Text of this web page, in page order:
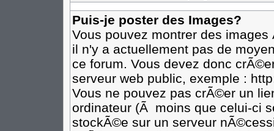
Puis-je poster des Images?
Vous pouvez montrer des
il n'y a actuellement pas de
ce forum. Vous devez donc
serveur web public, exemple :
Vous ne pouvez pas crÃ©er un
ordinateur (Ã moins que celui-ci
stockÃ©e sur un serveur